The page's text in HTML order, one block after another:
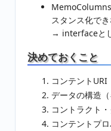
スタンス化で
→ interfaceと
決めておくこと
コンテントURI
データの構造（
コントラクト
コンテントプ